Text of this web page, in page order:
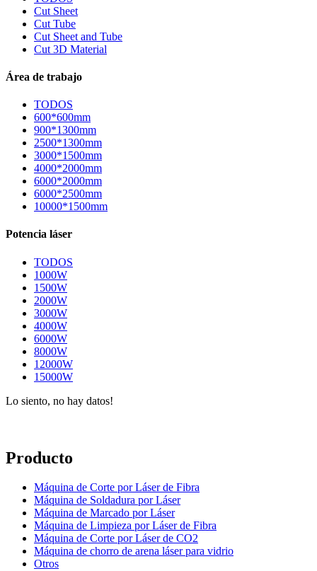
Cut Sheet
Cut Tube
Cut Sheet and Tube
Cut 3D Material
Área de trabajo
TODOS
600*600mm
900*1300mm
2500*1300mm
3000*1500mm
4000*2000mm
6000*2000mm
6000*2500mm
10000*1500mm
Potencia láser
TODOS
1000W
1500W
2000W
3000W
4000W
6000W
8000W
12000W
15000W
Lo siento, no hay datos!
Producto
Máquina de Corte por Láser de Fibra
Máquina de Soldadura por Láser
Máquina de Marcado por Láser
Máquina de Limpieza por Láser de Fibra
Máquina de Corte por Láser de CO2
Máquina de chorro de arena láser para vidrio
Otros